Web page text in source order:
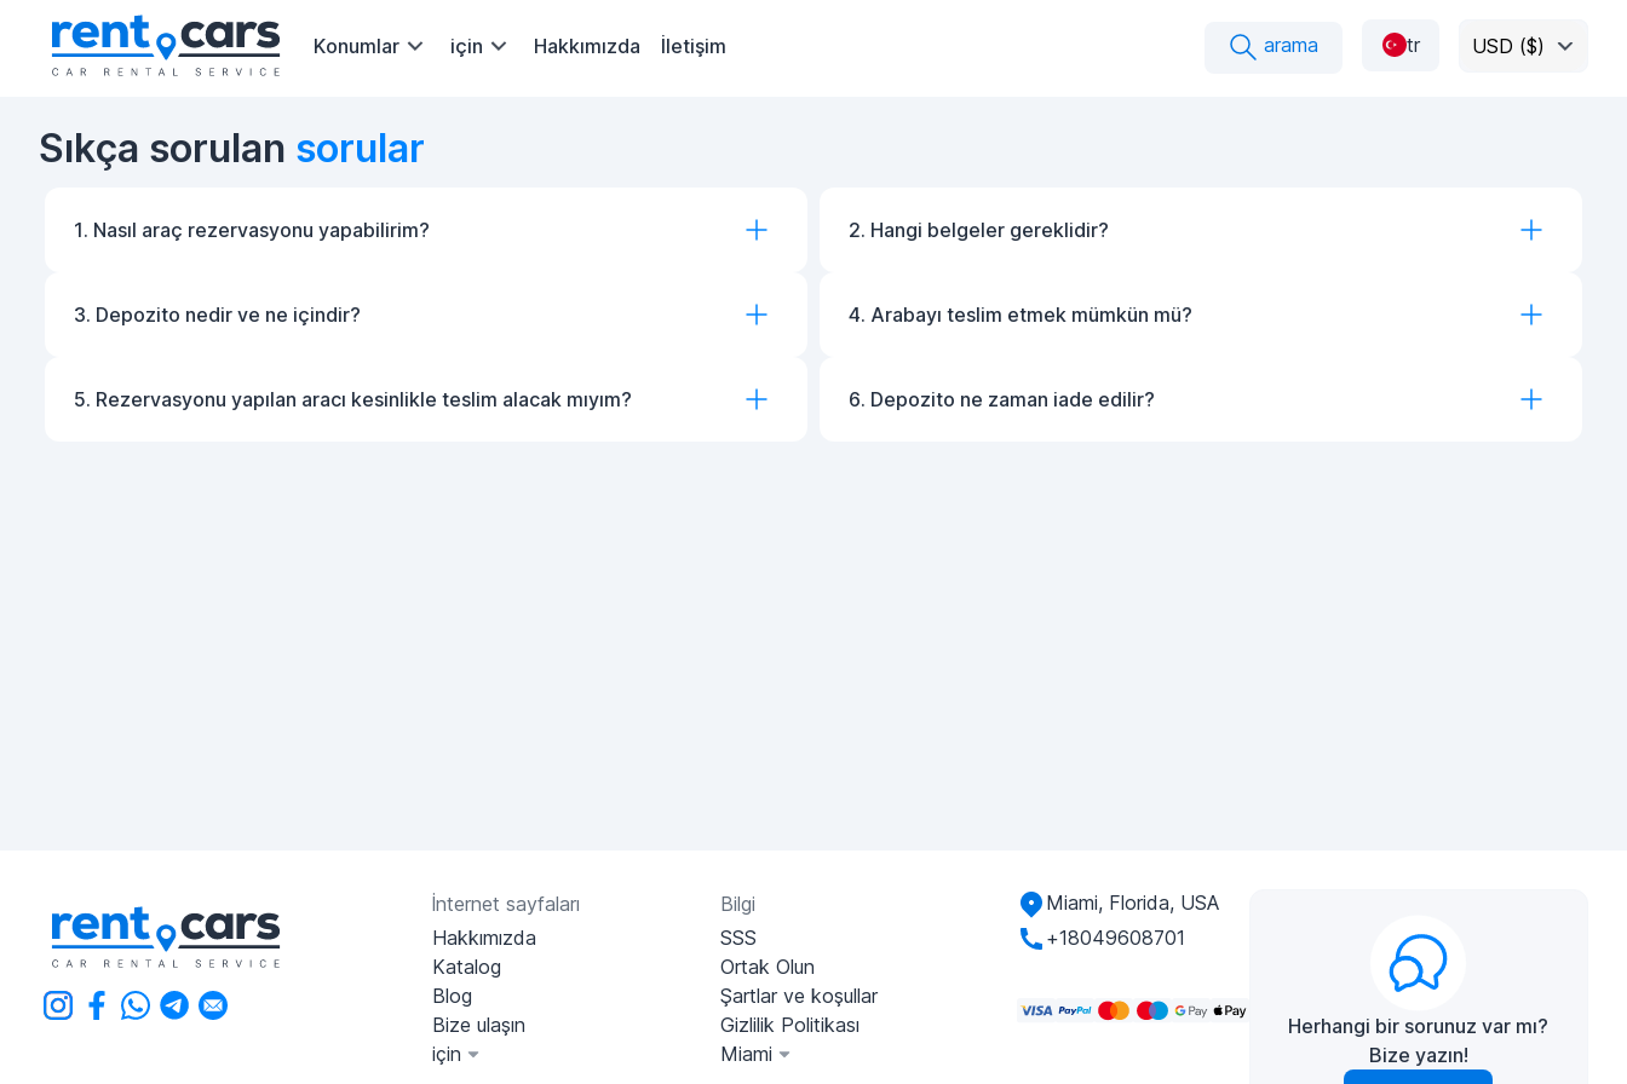
Konumlar için Hakkımızda İletişim arama tr USD ($)
Sıkça sorulan sorular
1. Nasıl araç rezervasyonu yapabilirim?
3. Depozito nedir ve ne içindir?
5. Rezervasyonu yapılan aracı kesinlikle teslim alacak mıyım?
2. Hangi belgeler gereklidir?
4. Arabayı teslim etmek mümkün mü?
6. Depozito ne zaman iade edilir?
İnternet sayfaları
Hakkımızda
Katalog
Blog
Bize ulaşın
için
Bilgi
SSS
Ortak Olun
Şartlar ve koşullar
Gizlilik Politikası
Miami
Miami, Florida, USA
+18049608701
Herhangi bir sorunuz var mı?
Bize yazın!